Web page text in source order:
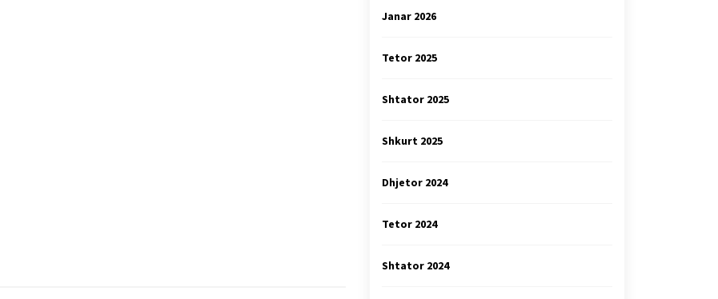
Janar 2026
Tetor 2025
Shtator 2025
Shkurt 2025
Dhjetor 2024
Tetor 2024
Shtator 2024